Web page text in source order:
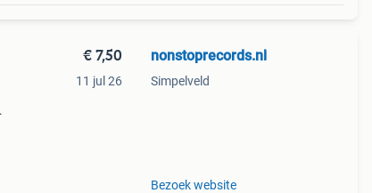
€ 7,50
11 jul 26
nonstoprecords.nl
Simpelveld
Bezoek website